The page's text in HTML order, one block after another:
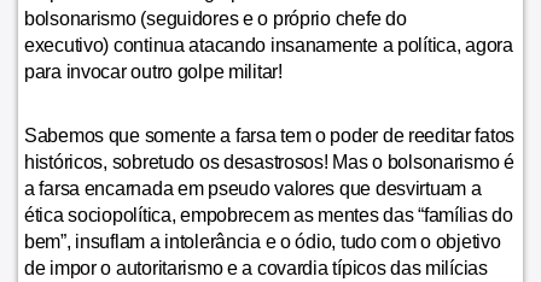
bolsonarismo (seguidores e o próprio chefe do
executivo) continua atacando insanamente a política, agora
para invocar outro golpe militar!
Sabemos que somente a farsa tem o poder de reeditar fatos
históricos, sobretudo os desastrosos! Mas o bolsonarismo é
a farsa encarnada em pseudo valores que desvirtuam a
ética sociopolítica, empobrecem as mentes das “famílias do
bem”, insuflam a intolerância e o ódio, tudo com o objetivo
de impor o autoritarismo e a covardia típicos das milícias